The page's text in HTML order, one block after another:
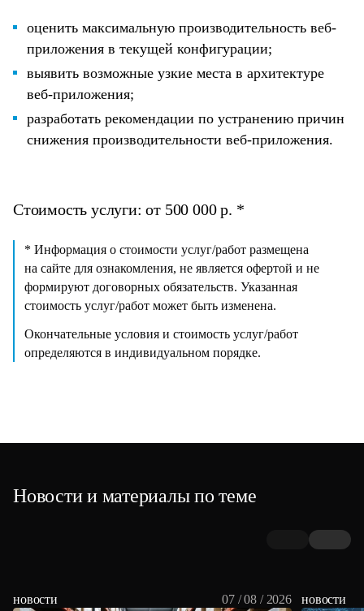
оценить максимальную производительность веб-
приложения в текущей конфигурации;
выявить возможные узкие места в архитектуре
веб-приложения;
разработать рекомендации по устранению причин
снижения производительности веб-приложения.
Стоимость услуги: от 500 000 р. *
* Информация о стоимости услуг/работ размещена
на сайте для ознакомления, не является офертой и не
формируют договорных обязательств. Указанная
стоимость услуг/работ может быть изменена.
Окончательные условия и стоимость услуг/работ
определяются в индивидуальном порядке.
Новости и материалы по теме
новости 07 / 08 / 2026 новости